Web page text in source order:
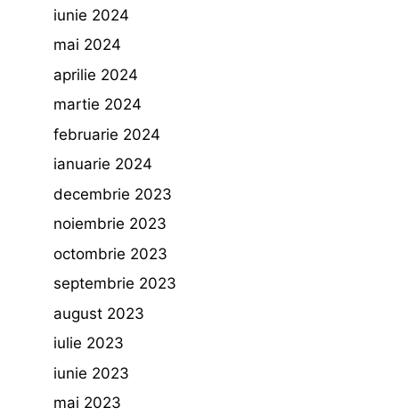
iunie 2024
mai 2024
aprilie 2024
martie 2024
februarie 2024
ianuarie 2024
decembrie 2023
noiembrie 2023
octombrie 2023
septembrie 2023
august 2023
iulie 2023
iunie 2023
mai 2023